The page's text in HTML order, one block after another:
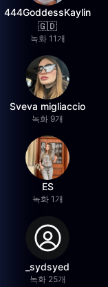
444GoddessKaylin
🇬🇩
녹화 11개
Sveva migliaccio
녹화 9개
ES
녹화 1개
_sydsyed
녹화 25개